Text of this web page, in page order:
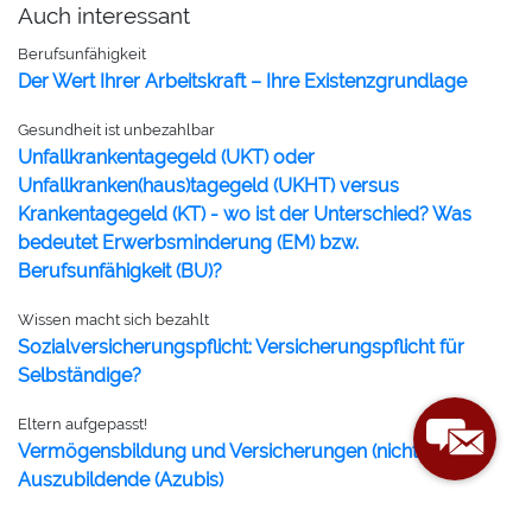
Auch interessant
Berufsunfähigkeit
Der Wert Ihrer Arbeitskraft – Ihre Existenzgrundlage
Gesundheit ist unbezahlbar
Unfallkrankentagegeld (UKT) oder
Unfallkranken(haus)tagegeld (UKHT) versus
Krankentagegeld (KT) - wo ist der Unterschied? Was
bedeutet Erwerbsminderung (EM) bzw.
Berufsunfähigkeit (BU)?
Wissen macht sich bezahlt
Sozialversicherungspflicht: Versicherungspflicht für
Selbständige?
Eltern aufgepasst!
Vermögensbildung und Versicherungen (nicht nur) für
Auszubildende (Azubis)